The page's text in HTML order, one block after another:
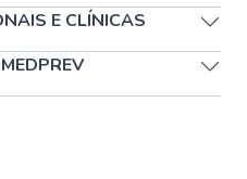
E CLÍNICAS